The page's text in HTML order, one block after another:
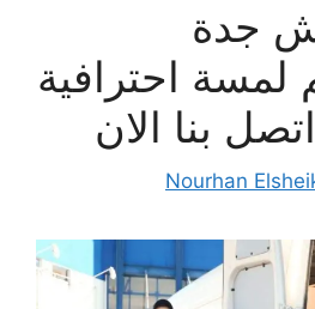
جدة
لمسة احترافية
بنا الان
Nourhan